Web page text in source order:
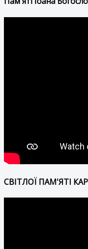
СВІТЛОЇ ПАМ'ЯТІ